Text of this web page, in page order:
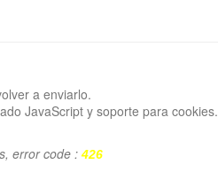
a enviarlo.
JavaScript y soporte para cookies.
error code : 426